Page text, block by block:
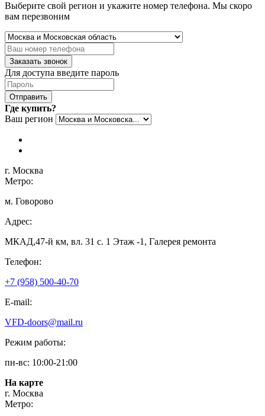
Выберите свой регион и укажите номер телефона. Мы скоро
вам перезвоним
Заказать звонок
Для доступа введите пароль
Отправить
Где купить?
Ваш регион
г. Москва
Метро:
м. Говорово
Адрес:
МКАД,47-й км, вл. 31 с. 1 Этаж -1, Галерея ремонта
Телефон:
+7 (958) 500-40-70
E-mail:
VFD-doors@mail.ru
Режим работы:
пн-вс: 10:00-21:00
На карте
г. Москва
Метро: